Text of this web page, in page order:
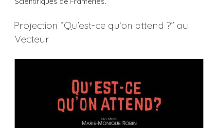
Projection “Qu’est-ce qu’on attend ?” au
Vecteur